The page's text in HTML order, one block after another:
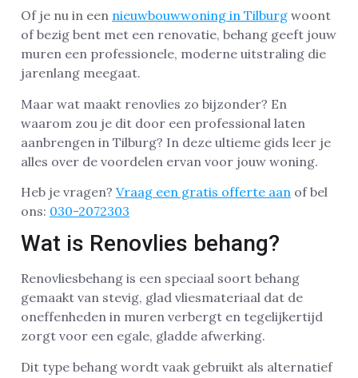
Of je nu in een nieuwbouwwoning in Tilburg woont
of bezig bent met een renovatie, behang geeft jouw
muren een professionele, moderne uitstraling die
jarenlang meegaat.
Maar wat maakt renovlies zo bijzonder? En
waarom zou je dit door een professional laten
aanbrengen in Tilburg? In deze ultieme gids leer je
alles over de voordelen ervan voor jouw woning.
Heb je vragen? Vraag een gratis offerte aan of bel
ons: 030-2072303
Wat is Renovlies behang?
Renovliesbehang is een speciaal soort behang
gemaakt van stevig, glad vliesmateriaal dat de
oneffenheden in muren verbergt en tegelijkertijd
zorgt voor een egale, gladde afwerking.
Dit type behang wordt vaak gebruikt als alternatief